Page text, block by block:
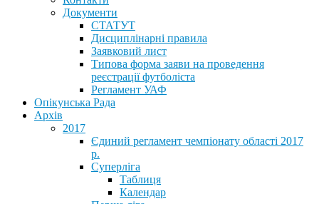
Документи
СТАТУТ
Дисциплінарні правила
Заявковий лист
Типова форма заяви на проведення
реєстрації футболіста
Регламент УАФ
Опікунська Рада
Архів
2017
Єдиний регламент чемпіонату області 2017
р.
Суперліга
Таблиця
Календар